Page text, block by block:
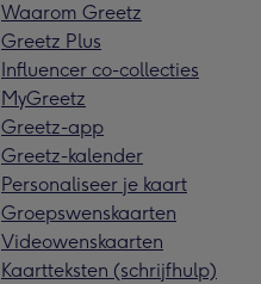
Waarom Greetz
Greetz Plus
Influencer co-collecties
MyGreetz
Greetz-app
Greetz-kalender
Personaliseer je kaart
Groepswenskaarten
Videowenskaarten
Kaartteksten (schrijfhulp)